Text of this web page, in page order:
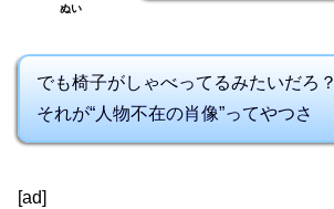
ぬい
でも椅子がしゃべってるみたいだろ？
それが“人物不在の肖像”ってやつさ
[ad]